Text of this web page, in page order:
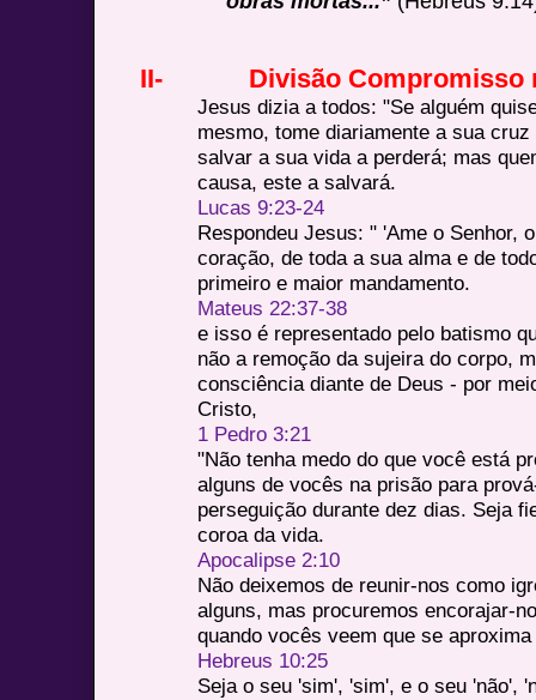
II- Divisão Compromisso
Jesus dizia a todos: "Se alguém
mesmo, tome diariamente a sua
salvar a sua vida a perderá; mas
causa, este a salvará.
Lucas 9:23-24
Respondeu Jesus: " 'Ame o Senhor,
coração, de toda a sua alma e de
primeiro e maior mandamento.
Mateus 22:37-38
e isso é representado pelo batismo
não a remoção da sujeira do corpo,
consciência diante de Deus - por
Cristo,
1 Pedro 3:21
"Não tenha medo do que você está
alguns de vocês na prisão para
perseguição durante dez dias. Seja
coroa da vida.
Apocalipse 2:10
Não deixemos de reunir-nos como
alguns, mas procuremos encorajar-
quando vocês veem que se
Hebreus 10:25
Seja o seu 'sim', 'sim', e o seu 'não',